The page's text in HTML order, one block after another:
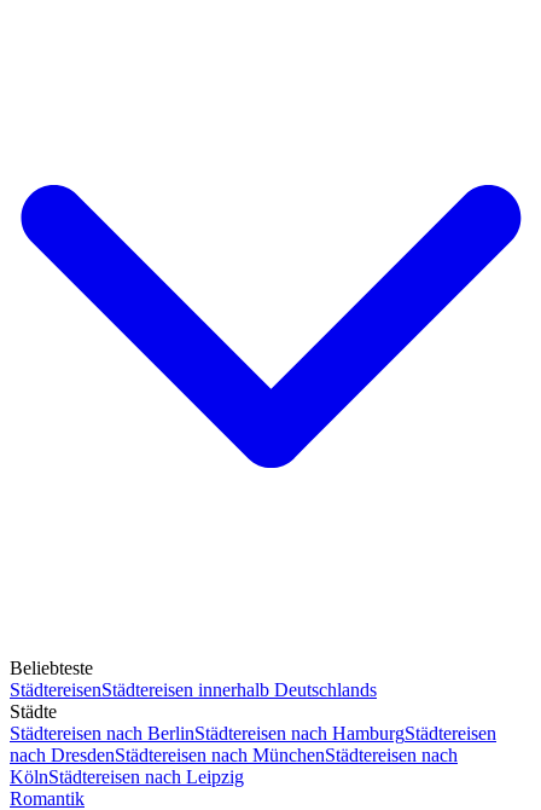
Beliebteste
StädtereisenStädtereisen innerhalb Deutschlands
Städte
Städtereisen nach BerlinStädtereisen nach HamburgStädtereisen
nach DresdenStädtereisen nach MünchenStädtereisen nach
KölnStädtereisen nach Leipzig
Romantik